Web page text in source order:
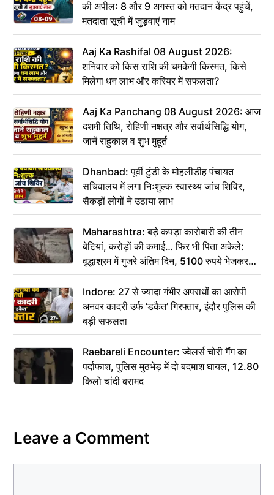
की अपील: 8 और 9 अगस्त को मतदान केंद्र पहुंचें,
मतदाता सूची में जुड़वाएं नाम
Aaj Ka Rashifal 08 August 2026:
शनिवार को किस राशि की चमकेगी किस्मत, किसे
मिलेगा धन लाभ और करियर में सफलता?
Aaj Ka Panchang 08 August 2026: आज
दशमी तिथि, रोहिणी नक्षत्र और सर्वार्थसिद्धि योग,
जानें राहुकाल व शुभ मुहूर्त
Dhanbad: पूर्वी टुंडी के मोहलीडीह पंचायत
सचिवालय में लगा निःशुल्क स्वास्थ्य जांच शिविर,
सैकड़ों लोगों ने उठाया लाभ
Maharashtra: बड़े कपड़ा कारोबारी की तीन
बेटियां, करोड़ों की कमाई… फिर भी पिता अकेले:
वृद्धाश्रम में गुजरे अंतिम दिन, 5100 रुपये भेजकर
कहा– अंतिम संस्कार कर दीजिए हम नहीं आ पाएंगे
Indore: 27 से ज्यादा गंभीर अपराधों का आरोपी
अनवर कादरी उर्फ ‘डकैत’ गिरफ्तार, इंदौर पुलिस की
बड़ी सफलता
Raebareli Encounter: ज्वेलर्स चोरी गैंग का
पर्दाफाश, पुलिस मुठभेड़ में दो बदमाश घायल, 12.80
किलो चांदी बरामद
Leave a Comment